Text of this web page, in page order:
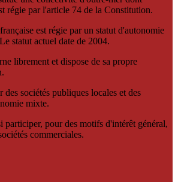
régie par l'article 74 de la Constitution.
est régie par un statut d'autonomie
statut actuel date de 2004.
librement et dispose de sa propre
des sociétés publiques locales et des
mixte.
participer, pour des motifs d'intérêt général,
commerciales.